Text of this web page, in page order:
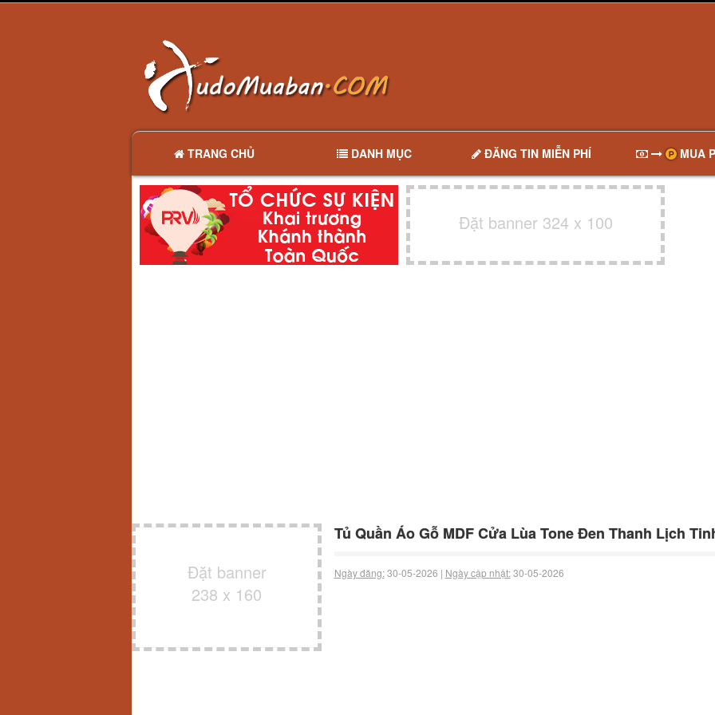
TRANG CHỦ DANH MỤC ĐĂNG TIN MIỄN PHÍ MUA
Đặt banner 324 x 100
Đặt banner
238 x 160
Tủ Quần Áo Gỗ MDF Cửa Lùa Tone Đen Thanh Lịch
Ngày đăng:30-05-2026 | Ngày cập nhật:30-05-2026